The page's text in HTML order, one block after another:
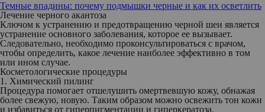
Темные впадины: почему подмышки черные и как их осветлить
Лечение черного акантоза
Ключом к устранению и предотвращению черной шеи является
устранение основного заболевания, которое ее вызывает.
Следовательно, необходимо проконсультироваться с врачом,
чтобы определить, какое лечение наиболее эффективно в том
или ином случае.
Косметологические процедуры
1. Химический пилинг
Процедура помогает отшелушить омертвевшую кожу, обнажая
более свежую, новую. Таким образом можно освежить тон кожи
и избавиться от гиперпигментации и гиперкератоза.